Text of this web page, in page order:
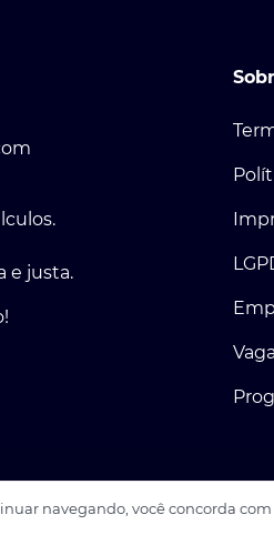
e justa.
0001-02. Todos os direitos
navegando, você concorda com